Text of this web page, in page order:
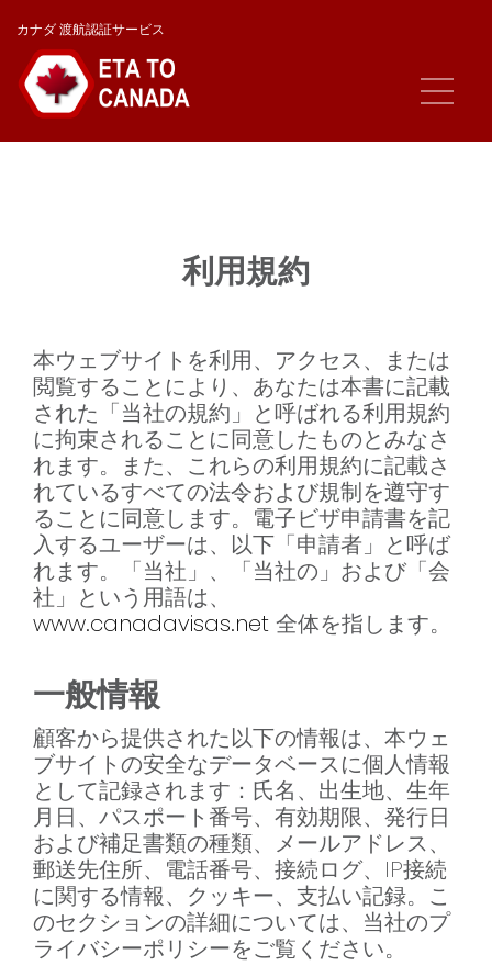
カナダ 渡航認証サービス
利用規約
本ウェブサイトを利用、アクセス、または
閲覧することにより、あなたは本書に記載
された「当社の規約」と呼ばれる利用規約
に拘束されることに同意したものとみなさ
れます。また、これらの利用規約に記載さ
れているすべての法令および規制を遵守す
ることに同意します。電子ビザ申請書を記
入するユーザーは、以下「申請者」と呼ば
れます。「当社」、「当社の」および「会
社」という用語は、
www.canadavisas.net 全体を指します。
一般情報
顧客から提供された以下の情報は、本ウェ
ブサイトの安全なデータベースに個人情報
として記録されます：氏名、出生地、生年
月日、パスポート番号、有効期限、発行日
および補足書類の種類、メールアドレス、
郵送先住所、電話番号、接続ログ、IP接続
に関する情報、クッキー、支払い記録。こ
のセクションの詳細については、当社のプ
ライバシーポリシーをご覧ください。